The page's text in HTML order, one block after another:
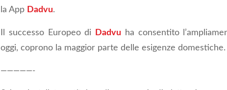
la App Dadvu.
Il successo Europeo di Dadvu ha consentito
oggi, coprono la maggior parte delle esigenze domestiche.
—————-